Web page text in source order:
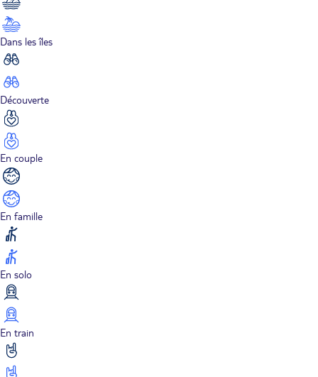
Dans les îles
Découverte
En couple
En famille
En solo
En train